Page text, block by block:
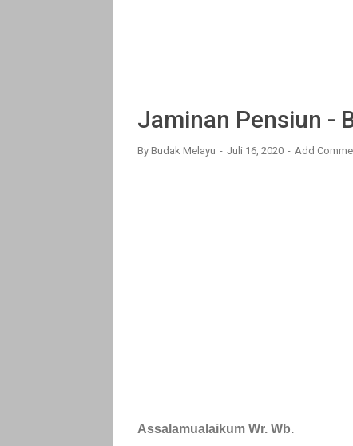
Jaminan Pensiun -
By Budak Melayu Juli 16, 2020 Add
Assalamualaikum Wr. Wb.